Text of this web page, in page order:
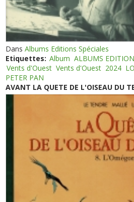
DansAlbums Editions Spéciales
Etiquettes: Album ALBUMS
Vents d'Ouest Vents d'Ouest 2024
PETER PAN
AVANT LA QUETE DE L'OISEAU DU